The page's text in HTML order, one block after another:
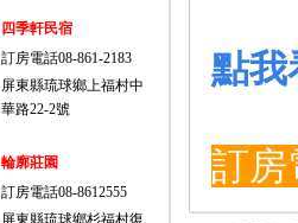
四季軒民宿
訂房電話08-861-2183
屏東縣琉球鄉上福村中
華路22-2號
輪廓莊園
訂房電話08-8612555
屏東縣琉球鄉杉福村復
點我
訂房